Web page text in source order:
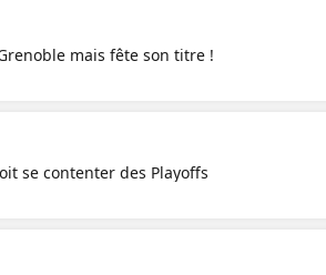
mais fête son titre !
se contenter des Playoffs